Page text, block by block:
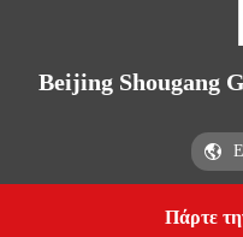
Πάρτε
Beijing Shougang
Beijing Shougang